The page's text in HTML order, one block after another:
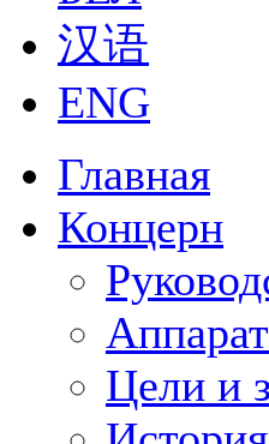
汉语
ENG
Главная
Концерн
Цели и